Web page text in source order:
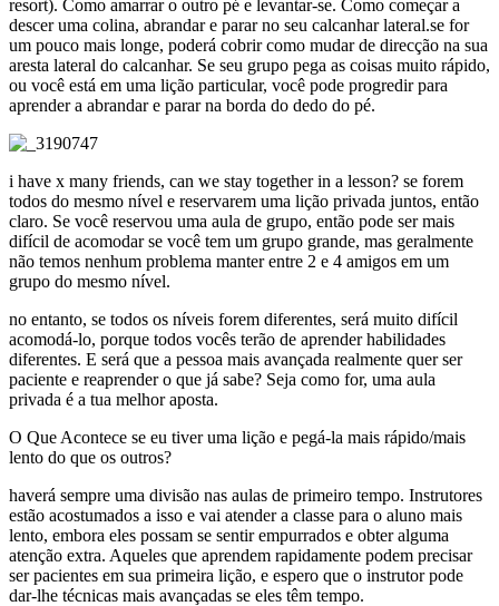
resort). Como amarrar o outro pé e levantar-se. Como começar a
descer uma colina, abrandar e parar no seu calcanhar lateral.se for
um pouco mais longe, poderá cobrir como mudar de direcção na sua
aresta lateral do calcanhar. Se seu grupo pega as coisas muito rápido,
ou você está em uma lição particular, você pode progredir para
aprender a abrandar e parar na borda do dedo do pé.
i have x many friends, can we stay together in a lesson? se forem
todos do mesmo nível e reservarem uma lição privada juntos, então
claro. Se você reservou uma aula de grupo, então pode ser mais
difícil de acomodar se você tem um grupo grande, mas geralmente
não temos nenhum problema manter entre 2 e 4 amigos em um
grupo do mesmo nível.
no entanto, se todos os níveis forem diferentes, será muito difícil
acomodá-lo, porque todos vocês terão de aprender habilidades
diferentes. E será que a pessoa mais avançada realmente quer ser
paciente e reaprender o que já sabe? Seja como for, uma aula
privada é a tua melhor aposta.
O Que Acontece se eu tiver uma lição e pegá-la mais rápido/mais
lento do que os outros?
haverá sempre uma divisão nas aulas de primeiro tempo. Instrutores
estão acostumados a isso e vai atender a classe para o aluno mais
lento, embora eles possam se sentir empurrados e obter alguma
atenção extra. Aqueles que aprendem rapidamente podem precisar
ser pacientes em sua primeira lição, e espero que o instrutor pode
dar-lhe técnicas mais avançadas se eles têm tempo.